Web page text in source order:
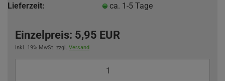
Lieferzeit:
ca. 1-5 Tage
Einzelpreis: 5,95 EUR
inkl. 19% MwSt. zzgl. Versand